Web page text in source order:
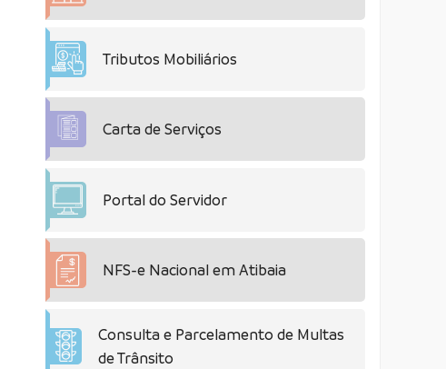
Tributos Mobiliários
Carta de Serviços
Portal do Servidor
NFS-e Nacional em Atibaia
Consulta e Parcelamento de Multas
de Trânsito